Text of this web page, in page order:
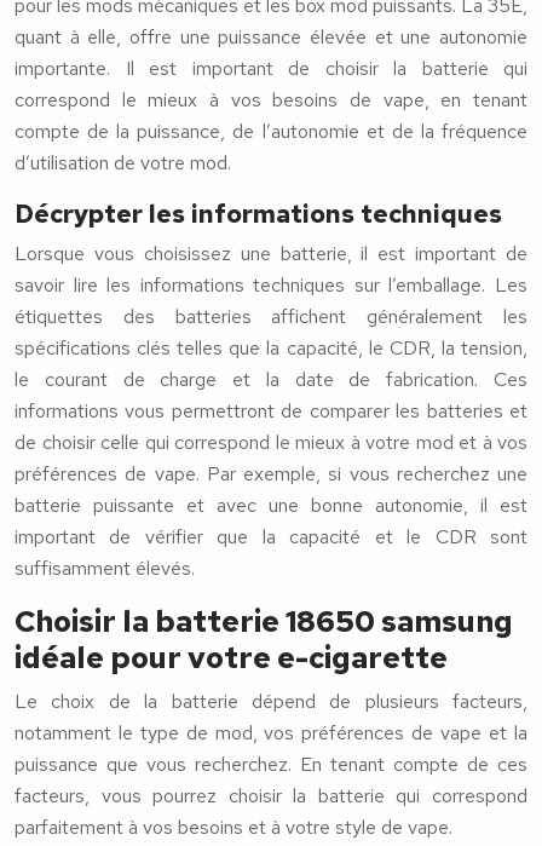
pour les mods mécaniques et les box mod puissants. La 35E,
quant à elle, offre une puissance élevée et une autonomie
importante. Il est important de choisir la batterie qui
correspond le mieux à vos besoins de vape, en tenant
compte de la puissance, de l’autonomie et de la fréquence
d’utilisation de votre mod.
Décrypter les informations techniques
Lorsque vous choisissez une batterie, il est important de
savoir lire les informations techniques sur l’emballage. Les
étiquettes des batteries affichent généralement les
spécifications clés telles que la capacité, le CDR, la tension,
le courant de charge et la date de fabrication. Ces
informations vous permettront de comparer les batteries et
de choisir celle qui correspond le mieux à votre mod et à vos
préférences de vape. Par exemple, si vous recherchez une
batterie puissante et avec une bonne autonomie, il est
important de vérifier que la capacité et le CDR sont
suffisamment élevés.
Choisir la batterie 18650 samsung
idéale pour votre e-cigarette
Le choix de la batterie dépend de plusieurs facteurs,
notamment le type de mod, vos préférences de vape et la
puissance que vous recherchez. En tenant compte de ces
facteurs, vous pourrez choisir la batterie qui correspond
parfaitement à vos besoins et à votre style de vape.